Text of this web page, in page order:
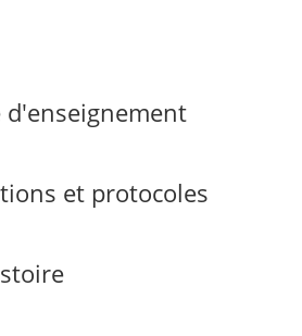
d'enseignement
et protocoles